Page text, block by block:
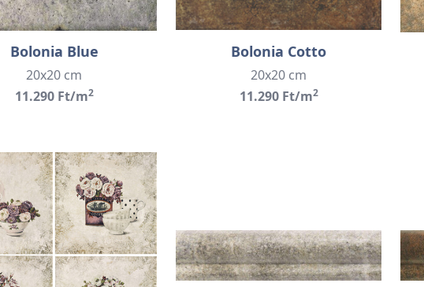
Bolonia Blue
20x20 cm
11.290 Ft/m2
Bolonia Cotto
20x20 cm
11.290 Ft/m2